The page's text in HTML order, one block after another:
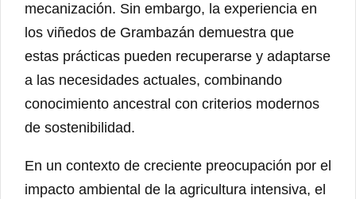
mecanización. Sin embargo, la experiencia en
los viñedos de Grambazán demuestra que
estas prácticas pueden recuperarse y adaptarse
a las necesidades actuales, combinando
conocimiento ancestral con criterios modernos
de sostenibilidad.
En un contexto de creciente preocupación por el
impacto ambiental de la agricultura intensiva, el